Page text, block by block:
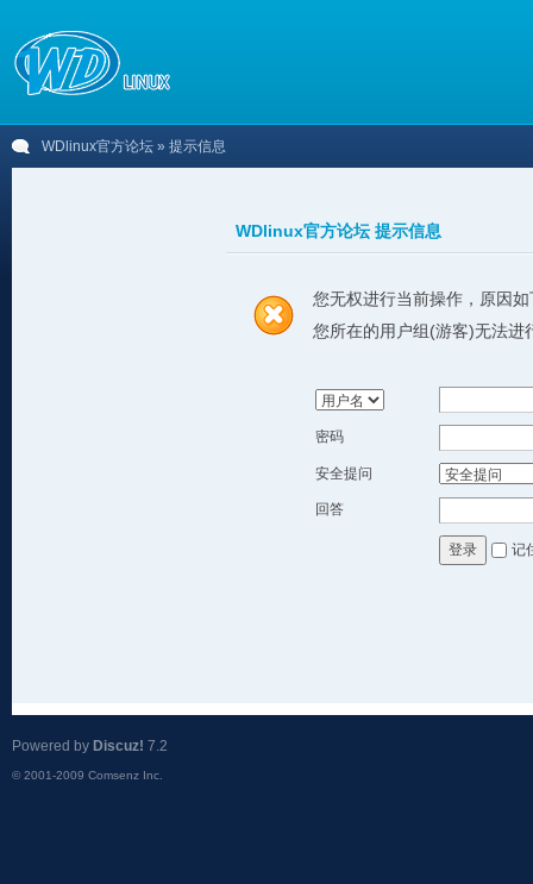
WDlinux官方论坛 » 提示信息
WDlinux官方论坛 提示信息
您无权进行当前操作，原因如
您所在的用户组(游客)无法进
密码
安全提问
回答
登录 记
Powered by Discuz! 7.2
© 2001-2009 Comsenz Inc.